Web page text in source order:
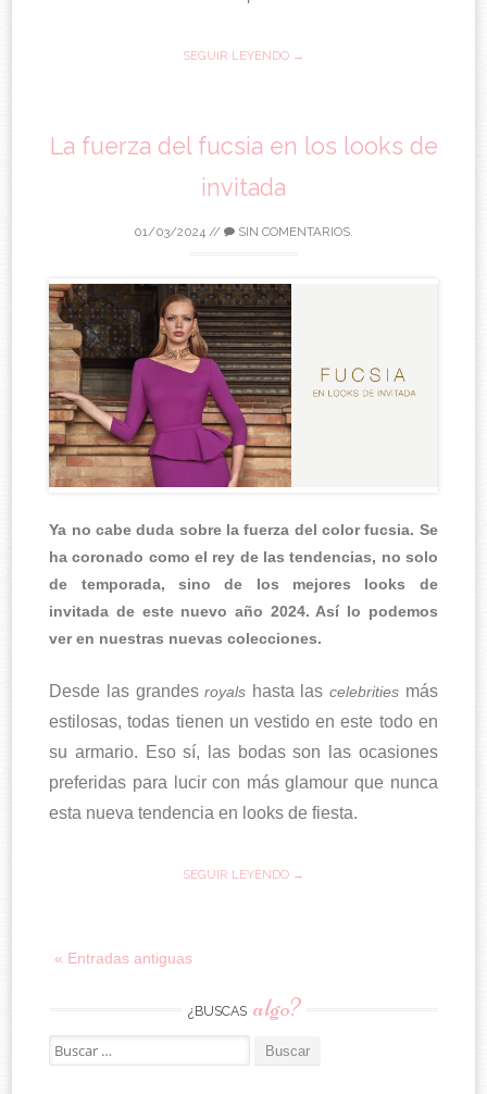
SEGUIR LEYENDO →
La fuerza del fucsia en los looks de
invitada
01/03/2024 // SIN COMENTARIOS.
Ya no cabe duda sobre la fuerza del color fucsia. Se
ha coronado como el rey de las tendencias, no solo
de temporada, sino de los mejores looks de
invitada de este nuevo año 2024. Así lo podemos
ver en nuestras nuevas colecciones.
Desde las grandesroyals hasta lascelebrities más
estilosas, todas tienen un vestido en este todo en
su armario. Eso sí, las bodas son las ocasiones
preferidas para lucir con más glamour que nunca
esta nueva tendencia en looks de fiesta.
SEGUIR LEYENDO →
« Entradas antiguas
¿BUSCAS algo?
Buscar: